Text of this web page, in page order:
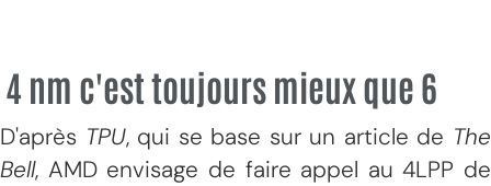
4 nm c'est toujours mieux que 6
D'après TPU, qui se base sur un article de The
Bell, AMD envisage de faire appel au 4LPP de